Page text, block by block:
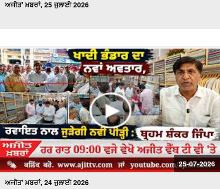
ਅਜੀਤ' ਖ਼ਬਰਾਂ, 25 ਜੁਲਾਈ 2026
25-07-2026
ਅਜੀਤ' ਖ਼ਬਰਾਂ, 24 ਜੁਲਾਈ 2026